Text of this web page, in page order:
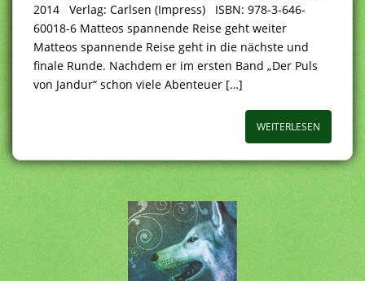
2014 Verlag: Carlsen (Impress) ISBN: 978-3-646-
60018-6 Matteos spannende Reise geht weiter
Matteos spannende Reise geht in die nächste und
finale Runde. Nachdem er im ersten Band „Der Puls
von Jandur“ schon viele Abenteuer […]
WEITERLESEN